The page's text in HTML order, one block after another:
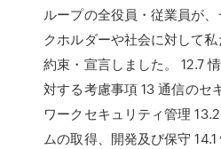
ループの全役員・従業員が
クホルダーや社会に対して
約束・宣言しました。 12.7
対する考慮事項 13 通信のセ
ワークセキュリティ管理
ムの取得、開発及び保守